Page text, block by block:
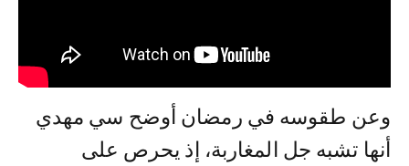
وعن طقوسه في رمضان أوضح سي مهدي
أنها تشبه جل المغاربة، إذ يحرص على